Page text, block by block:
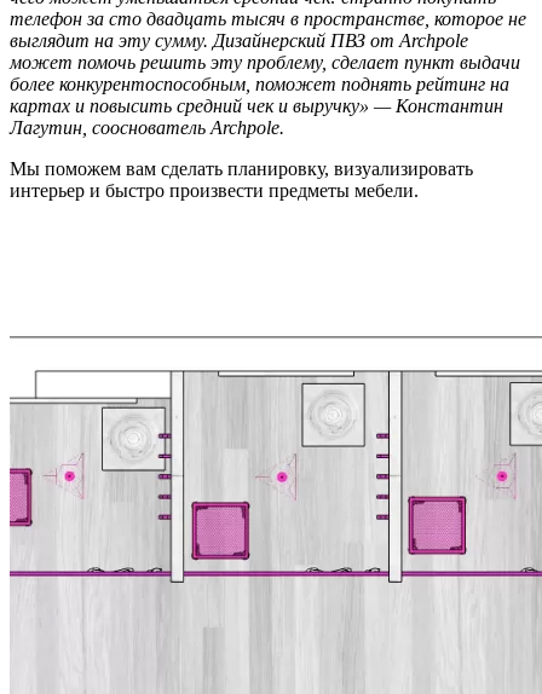
телефон за сто двадцать тысяч в пространстве, которое не
выглядит на эту сумму. Дизайнерский ПВЗ от Archpole
может помочь решить эту проблему, сделает пункт выдачи
более конкурентоспособным, поможет поднять рейтинг на
картах и повысить средний чек и выручку» — Константин
Лагутин, сооснователь Archpole.
Мы поможем вам сделать планировку, визуализировать
интерьер и быстро произвести предметы мебели.